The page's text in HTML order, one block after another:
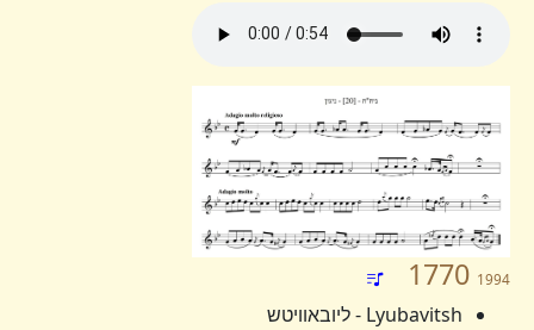
1770 1994
Lyubavitsh - ליובאוויטש